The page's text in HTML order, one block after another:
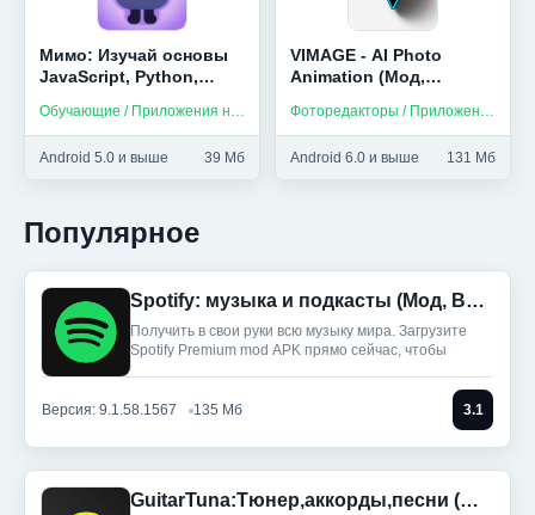
Мимо: Изучай основы
JavaScript, Python,
Unlocked)
Обучающие / Приложения на русском
Android 5.0 и выше 39 Мб
VIMAGE - AI Photo
Animation (Мод,
Фоторедакторы / Приложения на русском
Android 6.0 и выше 131 Мб
Популярное
Spotify: музыка и подкасты (Мод, Всё разблокировано)
Получить в свои руки всю музыку мира. Загрузите
Spotify Premium mod APK прямо сейчас, чтобы
Версия: 9.1.58.1567 135 Мб 3.1
GuitarTuna:Тюнер,аккорды,песни (Мод, Premium Unlocked)